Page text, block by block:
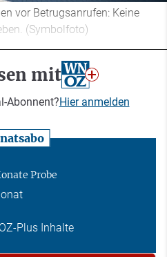
vor Betrugsanrufen: Keine
(Symbolfoto)
mit
Abonnent?Hier anmelden
Probe
Plus Inhalte